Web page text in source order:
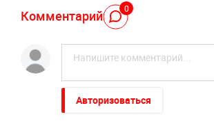
Комментарий 0
Авторизоваться